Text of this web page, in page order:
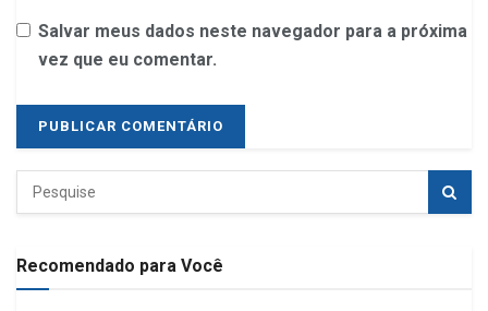
Salvar meus dados neste navegador para a próxima
vez que eu comentar.
Recomendado para Você